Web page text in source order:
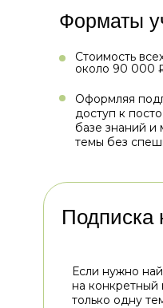
Форматы
Стоимость
около 90 000
Оформляя
доступ к
базе знаний и
темы без
Подписка
Если нужно
на конкретный
только одну